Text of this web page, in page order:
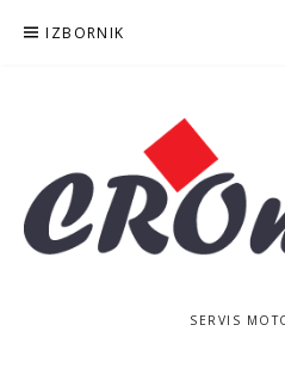
IZBORNIK
SERVIS